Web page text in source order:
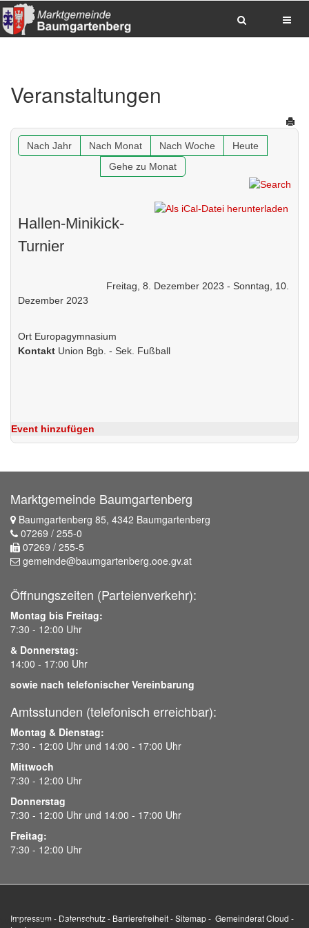
Sitemap anzeigen
Suche
E-Mail senden
Anfahrt via Google Maps planen
Veranstaltungen
Nach Jahr Nach Monat Nach Woche
Heute
Gehe zu Monat
Hallen-Minikick-
Turnier
Freitag, 8. Dezember 2023 - Sonntag, 10.
Dezember 2023
Ort Europagymnasium
Kontakt Union Bgb. - Sek. Fußball
Event hinzufügen
Marktgemeinde Baumgartenberg
Baumgartenberg 85, 4342 Baumgartenberg
07269 / 255-0
07269 / 255-5
gemeinde@baumgartenberg.ooe.gv.at
Öffnungszeiten (Parteienverkehr):
Montag bis Freitag:
7:30 - 12:00 Uhr
& Donnerstag:
14:00 - 17:00 Uhr
sowie nach telefonischer Vereinbarung
Amtsstunden (telefonisch erreichbar):
Montag & Dienstag:
7:30 - 12:00 Uhr und 14:00 - 17:00 Uhr
Mittwoch
7:30 - 12:00 Uhr
Donnerstag
7:30 - 12:00 Uhr und 14:00 - 17:00 Uhr
Freitag:
7:30 - 12:00 Uhr
Impressum - Datenschutz- Barrierefreiheit-Sitemap- Gemeinderat Cloud -
Wir benutzen Cookies